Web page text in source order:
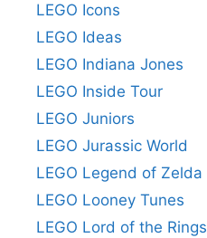
LEGO Icons
LEGO Ideas
LEGO Indiana Jones
LEGO Inside Tour
LEGO Juniors
LEGO Jurassic World
LEGO Legend of Zelda
LEGO Looney Tunes
LEGO Lord of the Rings